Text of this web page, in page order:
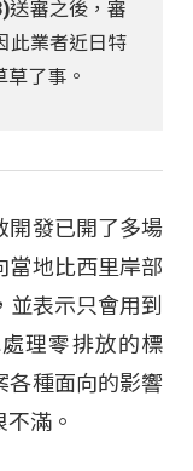
送審之後，審
此業者近日特
了事。
開發已開了多場
當地比西里岸部
並表示只會用到
理零排放的標
各種面向的影響
滿。